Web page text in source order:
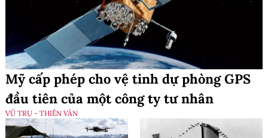
Mỹ cấp phép cho vệ tinh dự phòng GPS
đầu tiên của một công ty tư nhân
VŨ TRỤ - THIÊN VĂN